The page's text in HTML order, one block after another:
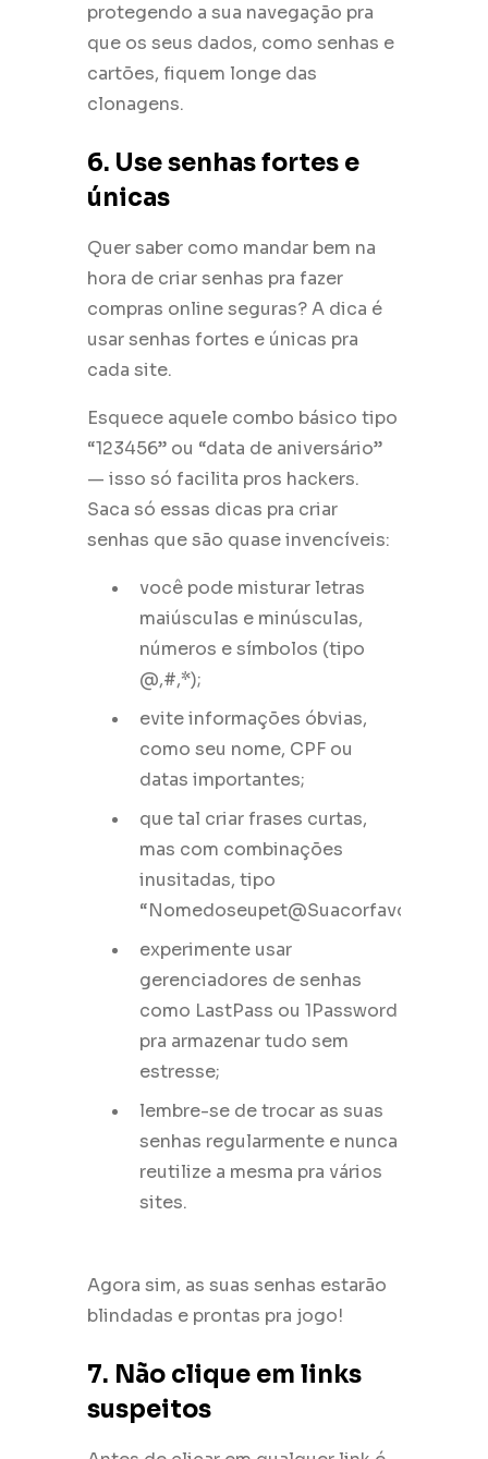
protegendo a sua navegação pra
que os seus dados, como senhas e
cartões, fiquem longe das
clonagens.
6. Use senhas fortes e
únicas
Quer saber como mandar bem na
hora de criar senhas pra fazer
compras online seguras? A dica é
usar senhas fortes e únicas pra
cada site.
Esquece aquele combo básico tipo
“123456” ou “data de aniversário”
— isso só facilita pros hackers.
Saca só essas dicas pra criar
senhas que são quase invencíveis:
você pode misturar letras
maiúsculas e minúsculas,
números e símbolos (tipo
@,#,*);
evite informações óbvias,
como seu nome, CPF ou
datas importantes;
que tal criar frases curtas,
mas com combinações
inusitadas, tipo
experimente usar
gerenciadores de senhas
como LastPass ou 1Password
pra armazenar tudo sem
estresse;
lembre-se de trocar as suas
senhas regularmente e nunca
reutilize a mesma pra vários
sites.
Agora sim, as suas senhas estarão
blindadas e prontas pra jogo!
7. Não clique em links
suspeitos